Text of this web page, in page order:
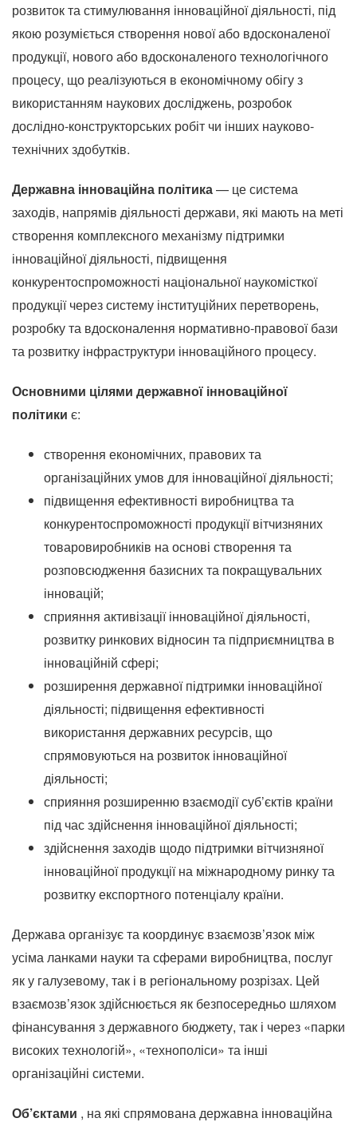
розвиток та стимулювання інноваційної діяльності, під
якою розуміється створення нової або вдосконаленої
продукції, нового або вдосконаленого технологічного
процесу, що реалізуються в економічному обігу з
використанням наукових досліджень, розробок
дослідно-конструкторських робіт чи інших науково-
технічних здобутків.
Державна інноваційна політика— це система
заходів, напрямів діяльності держави, які мають на меті
створення комплексного механізму підтримки
інноваційної діяльності, підвищення
конкурентоспроможності національної наукомісткої
продукції через систему інституційних перетворень,
розробку та вдосконалення нормативно-правової бази
та розвитку інфраструктури інноваційного процесу.
Основними цілями державної інноваційної
політики є:
створення економічних, правових та
організаційних умов для інноваційної діяльності;
підвищення ефективності виробництва та
конкурентоспроможності продукції вітчизняних
товаровиробників на основі створення та
розповсюдження базисних та покращувальних
інновацій;
сприяння активізації інноваційної діяльності,
розвитку ринкових відносин та підприємництва в
інноваційній сфері;
розширення державної підтримки інноваційної
діяльності; підвищення ефективності
використання державних ресурсів, що
спрямовуються на розвиток інноваційної
діяльності;
сприяння розширенню взаємодії суб’єктів країни
під час здійснення інноваційної діяльності;
здійснення заходів щодо підтримки вітчизняної
інноваційної продукції на міжнародному ринку та
розвитку експортного потенціалу країни.
Держава організує та координує взаємозв’язок між
усіма ланками науки та сферами виробництва, послуг
як у галузевому, так і в регіональному розрізах. Цей
взаємозв’язок здійснюється як безпосередньо шляхом
фінансування з державного бюджету, так і через «парки
високих технологій», «технополіси» та інші
організаційні системи.
Об’єктами , на які спрямована державна інноваційна